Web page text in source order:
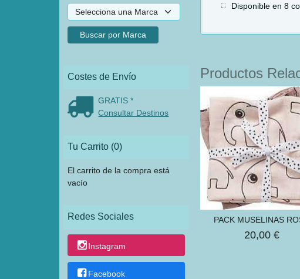
Costes de Envío
GRATIS *
Consultar Destinos
Tu Carrito (0)
El carrito de la compra está
vacío
Redes Sociales
Instagram
Facebook
Disponible en 8
Productos
PACK MUSELINAS
20,00 €